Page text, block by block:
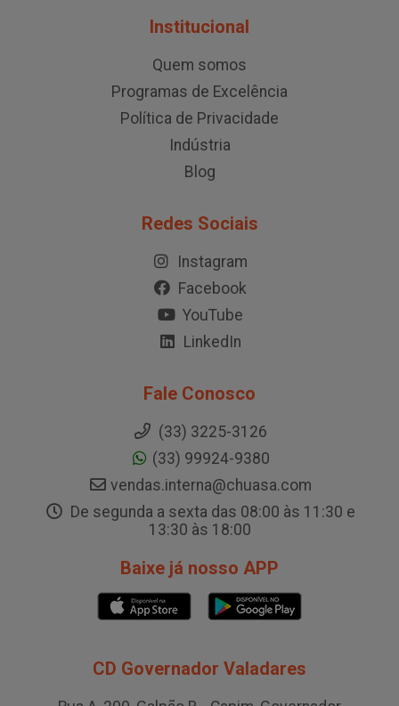
Institucional
Quem somos
Programas de Excelência
Política de Privacidade
Indústria
Blog
Redes Sociais
Instagram
Facebook
YouTube
LinkedIn
Fale Conosco
(33) 3225-3126
(33) 99924-9380
vendas.interna@chuasa.com
De segunda a sexta das 08:00 às 11:30 e
13:30 às 18:00
Baixe já nosso APP
CD Governador Valadares